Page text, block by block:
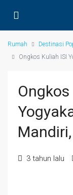
Rumah
Destinasi
Ongkos Kuliah ISI
Mandiri,
3 tahun lalu